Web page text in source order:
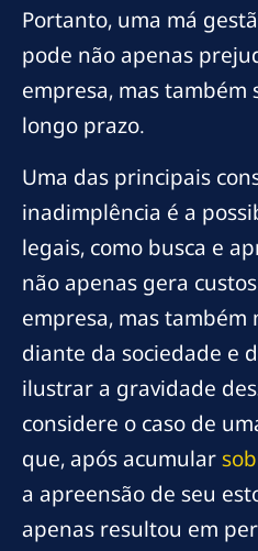
Portanto, uma má
pode não apenas
empresa, mas também
longo prazo.
Uma das principais
inadimplência é a
legais, como busca e
não apenas gera
empresa, mas também
diante da sociedade e
ilustrar a gravidade
considere o caso de
que, após acumular
a apreensão de seu
apenas resultou em